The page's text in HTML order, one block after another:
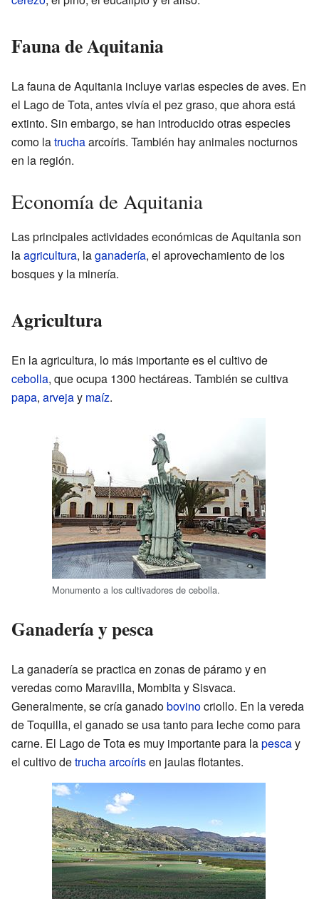
Fauna de Aquitania
La fauna de Aquitania incluye varias especies de aves. En
el Lago de Tota, antes vivía el pez graso, que ahora está
extinto. Sin embargo, se han introducido otras especies
como latruchaarcoíris. También hay animales nocturnos
en la región.
Economía de Aquitania
Las principales actividades económicas de Aquitania son
laagricultura, laganadería, el aprovechamiento de los
bosques y la minería.
Agricultura
En la agricultura, lo más importante es el cultivo de
cebolla, que ocupa 1300 hectáreas. También se cultiva
papa, arvejay maíz.
Monumento a los cultivadores de cebolla.
Ganadería y pesca
La ganadería se practica en zonas de páramo y en
veredas como Maravilla, Mombita y Sisvaca.
Generalmente, se cría ganadobovinocriollo. En la vereda
de Toquilla, el ganado se usa tanto para leche como para
carne. El Lago de Tota es muy importante para lapescay
el cultivo detruchaarcoírisen jaulas flotantes.